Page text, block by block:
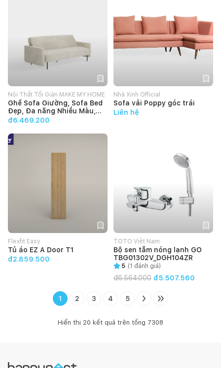
Nội Thất Tối Giản MAKE MY HOME
Ghế Sofa Giường, Sofa Bed
Đẹp, Đa năng Nhiều Màu,
Kiểu Dáng Đơn Giản Make
hành 12 tháng
đ6.469.200
Nhà Xinh Official
Sofa vải Poppy góc trái
Liên hệ
Flexfit Easy
Tủ áo EZ A Door T1
đ2.859.500
TOTO Việt Nam
Bộ sen tắm nóng lạnh GO
TBG01302V_DGH104ZR
5 (1 đánh giá)
đ6.564.000 đ5.507.560
1 2 3 4 5
Hiển thị 20 kết quả trên tổng 7308